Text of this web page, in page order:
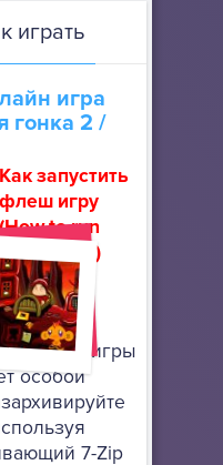
играть
игра
гонка 2 /
Как запустить
флеш игру
(How to run
flash game)
Скачайте
Mozilla
флеш игры
особой
7-Zip